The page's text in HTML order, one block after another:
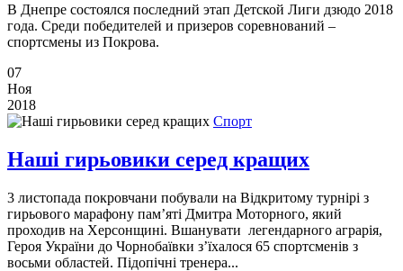
В Днепре состоялся последний этап Детской Лиги дзюдо 2018
года. Среди победителей и призеров соревнований –
спортсмены из Покрова.
07
Ноя
2018
Спорт
Наші гирьовики серед кращих
3 листопада покровчани побували на Відкритому турнірі з
гирьового марафону пам’яті Дмитра Моторного, який
проходив на Херсонщині. Вшанувати легендарного аграрія,
Героя України до Чорнобаївки з’їхалося 65 спортсменів з
восьми областей. Підопічні тренера...